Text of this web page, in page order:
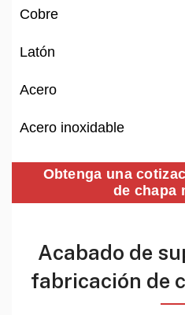
Cobre
Latón
Acero
Acero inoxidable
Obtenga una
de chapa
Acabado de
fabricación de